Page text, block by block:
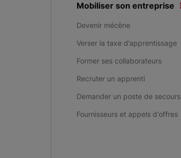
Mobiliser son entreprise
Devenir mécène
Verser la taxe d’apprentissage
Former ses collaborateurs
Recruter un apprenti
Demander un poste de secours
Fournisseurs et appels d'offres